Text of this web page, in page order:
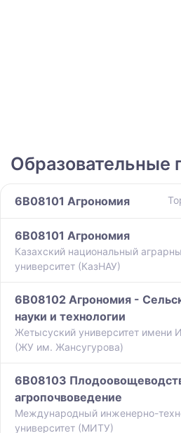
Образовательные
6B08101 Агрономия
6B08101 Агрономия
Казахский национальный
университет (КазНАУ)
6B08102 Агрономия -
науки и технологии
Жетысуский университет имени
(ЖУ им. Жансугурова)
6B08103
агропочвоведение
Международный инженерно-
университет (МИТУ)